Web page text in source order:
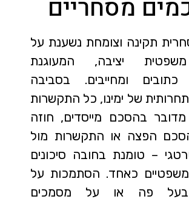
מסחריים
תקינה וצומחת נשענת על
יציבה, המעוגנת
ומחייבים. בסביבה
של ימינו, כל התקשרות
בהסכם מייסדים, חוזה
הפצה או התקשרות מול
– טומנת בחובה סיכונים
כאחד. הסתמכות על
בעל פה או על מסמכים